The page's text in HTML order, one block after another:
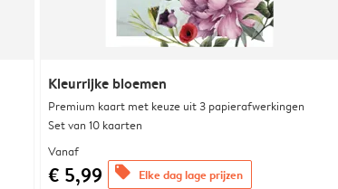
Kleurrijke bloemen
Premium kaart met keuze uit 3 papierafwerkingen
Set van 10 kaarten
Vanaf
€ 5,99 offers Elke dag lage prijzen